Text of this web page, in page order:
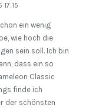
17:15
ein wenig
wie hoch die
sein soll. Ich bin
dass ein so
Classic
finde ich
der schönsten